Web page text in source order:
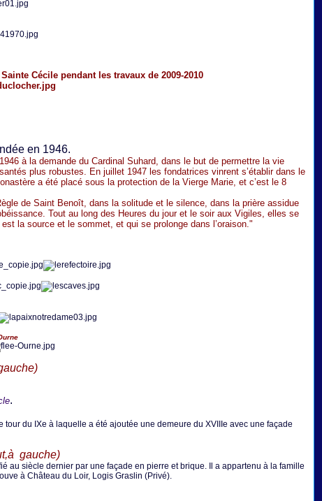
Cécile pendant les travaux de 2009-2010
en 1946.
à la demande du Cardinal Suhard, dans le but de permettre la vie
plus robustes. En juillet 1947 les fondatrices vinrent s’établir dans le
a été placé sous la protection de la Vierge Marie, et c’est le 8
de Saint Benoît, dans la solitude et le silence, dans la prière assidue
Tout au long des Heures du jour et le soir aux Vigiles, elles se
la source et le sommet, et qui se prolonge dans l’oraison."
.
du IXe à laquelle a été ajoutée une demeure du XVIIIe avec une façade
gauche)
au siècle dernier par une façade en pierre et brique. Il a appartenu à la famille
à Château du Loir, Logis Graslin (Privé).